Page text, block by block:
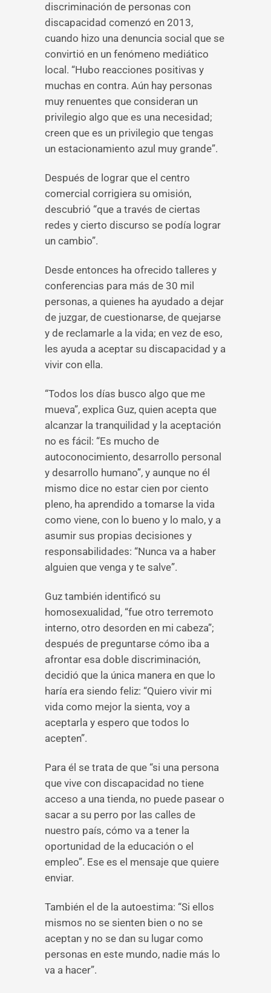
discriminación de personas con
discapacidad comenzó en 2013,
cuando hizo una denuncia social que se
convirtió en un fenómeno mediático
local. “Hubo reacciones positivas y
muchas en contra. Aún hay personas
muy renuentes que consideran un
privilegio algo que es una necesidad;
creen que es un privilegio que tengas
un estacionamiento azul muy grande”.
Después de lograr que el centro
comercial corrigiera su omisión,
descubrió “que a través de ciertas
redes y cierto discurso se podía lograr
un cambio”.
Desde entonces ha ofrecido talleres y
conferencias para más de 30 mil
personas, a quienes ha ayudado a dejar
de juzgar, de cuestionarse, de quejarse
y de reclamarle a la vida; en vez de eso,
les ayuda a aceptar su discapacidad y a
vivir con ella.
“Todos los días busco algo que me
mueva”, explica Guz, quien acepta que
alcanzar la tranquilidad y la aceptación
no es fácil: “Es mucho de
autoconocimiento, desarrollo personal
y desarrollo humano”, y aunque no él
mismo dice no estar cien por ciento
pleno, ha aprendido a tomarse la vida
como viene, con lo bueno y lo malo, y a
asumir sus propias decisiones y
responsabilidades: “Nunca va a haber
alguien que venga y te salve”.
Guz también identificó su
homosexualidad, “fue otro terremoto
interno, otro desorden en mi cabeza”;
después de preguntarse cómo iba a
afrontar esa doble discriminación,
decidió que la única manera en que lo
haría era siendo feliz: “Quiero vivir mi
vida como mejor la sienta, voy a
aceptarla y espero que todos lo
acepten”.
Para él se trata de que “si una persona
que vive con discapacidad no tiene
acceso a una tienda, no puede pasear o
sacar a su perro por las calles de
nuestro país, cómo va a tener la
oportunidad de la educación o el
empleo”. Ese es el mensaje que quiere
enviar.
También el de la autoestima: “Si ellos
mismos no se sienten bien o no se
aceptan y no se dan su lugar como
personas en este mundo, nadie más lo
va a hacer”.